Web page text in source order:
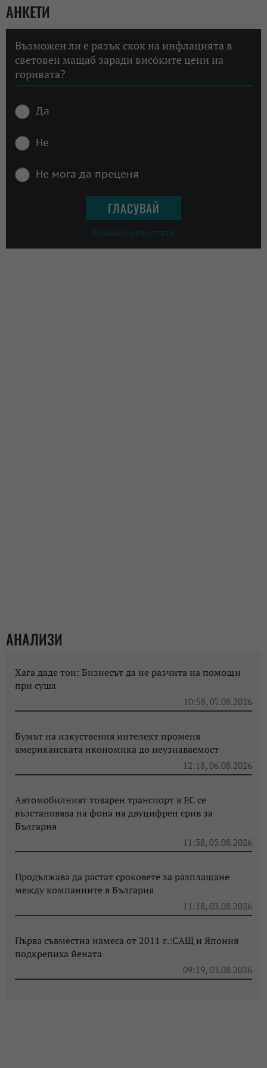
АНКЕТИ
Възможен ли е рязък скок на инфлацията в
световен мащаб заради високите цени на
горивата?
Да
Не
Не мога да преценя
Покажи резултати
АНАЛИЗИ
Хага даде тон: Бизнесът да не разчита на помощи
при суша
10:58, 07.08.2026
Бумът на изкуствения интелект променя
американската икономика до неузнаваемост
12:18, 06.08.2026
Автомобилният товарен транспорт в ЕС се
възстановява на фона на двуцифрен срив за
България
11:38, 05.08.2026
Продължава да растат сроковете за разплащане
между компаниите в България
11:18, 03.08.2026
Първа съвместна намеса от 2011 г.:САЩ и Япония
подкрепиха йената
09:19, 03.08.2026